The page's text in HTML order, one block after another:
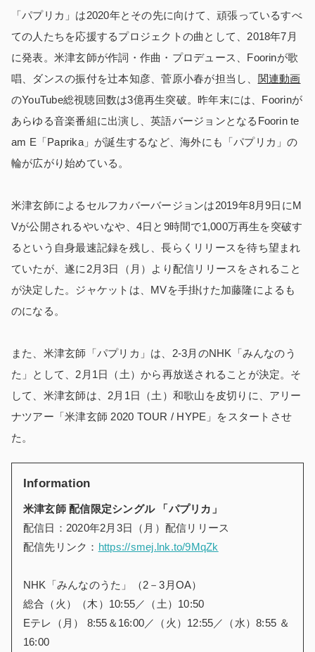
「パプリカ」は2020年とその先に向けて、頑張っているすべ
ての人たちを応援するプロジェクトの曲として、2018年7月
に発表。米津玄師が作詞・作曲・プロデュース、Foorinが歌
唱、ダンスの振付を辻本知彦、菅原小春が担当し、 関連動画
のYouTube総視聴回数は3億再生突破。昨年末には、Foorinが
あらゆる音楽番組に出演し、英語バージョンとなるFoorin te
am E「Paprika」が誕生するなど、海外にも「パプリカ」の
輪が広がり始めている。
米津玄師によるセルフカバーバージョンは2019年8月9日にM
Vが公開されるやいなや、4日と9時間で1,000万再生を突破す
るという自身最速記録を残し、長らくリリースを待ち望まれ
ていたが、遂に2月3日（月）より配信リリースをされること
が決定した。ジャケットは、MVを手掛けた加藤隆によるも
のになる。
また、米津玄師「パプリカ」は、2-3月のNHK「みんなのう
た」として、2月1日（土）から再放送されることが決定。そ
して、米津玄師は、2月1日（土）和歌山を皮切りに、アリー
ナツアー「米津玄師 2020 TOUR / HYPE」をスタートさせ
た。
Information
米津玄師 配信限定シングル 「パプリカ」
配信日：2020年2月3日（月）配信リリース
配信先リンク： https://smej.lnk.to/9MqZk
NHK「みんなのうた」（2－3月OA）
総合（火）（木）10:55／（土）10:50
Eテレ（月） 8:55＆16:00／（火）12:55／（水）8:55 ＆
16:00